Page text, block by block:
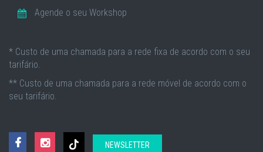
Agende o seu Workshop
* Custo de uma chamada para a rede fixa de acordo com o seu
tarifário.
** Custo de uma chamada para a rede móvel de acordo com o
seu tarifário.
NEWSLETTER